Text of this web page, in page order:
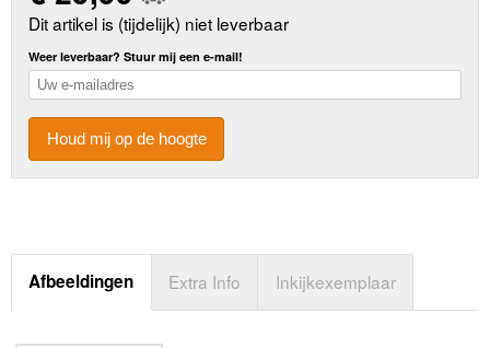
Dit artikel is (tijdelijk) niet leverbaar
Weer leverbaar? Stuur mij een e-mail!
Houd mij op de hoogte
Afbeeldingen Extra Info Inkijkexemplaar